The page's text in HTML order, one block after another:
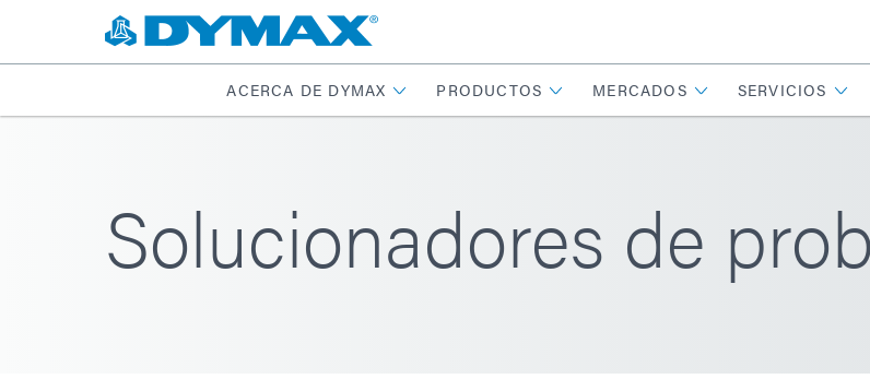
ACERCA DE DYMAX PRODUCTOS MERCADOS SERVICIOS
Solucionadores de